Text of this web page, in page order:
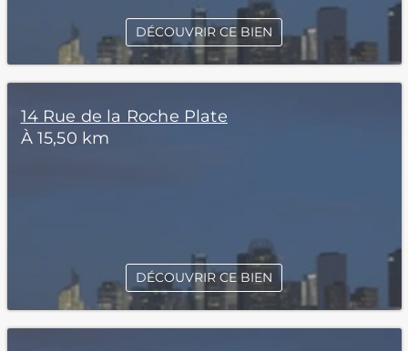
DÉCOUVRIR CE BIEN
14 Rue de la Roche Plate
À 15,50 km
DÉCOUVRIR CE BIEN